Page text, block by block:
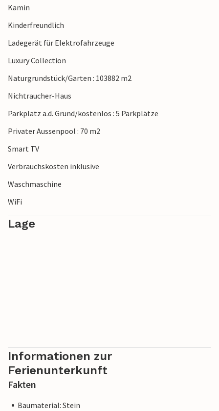
Hinweis: Diese Unterkunft wird von einem privaten
Eigentümer verwaltet, nicht von einem Unternehmen oder
Verbraucherrecht möglicherweise nicht gilt. Sie können
jedoch sicher sein, dass wir Ihnen denselben Kundenservice
einer Unterkunft eines professionellen Eigentümers
unterscheidet.
Kamin
Kinderfreundlich
Ladegerät für Elektrofahrzeuge
Luxury Collection
Naturgrundstück/Garten : 103882 m2
Nichtraucher-Haus
Parkplatz a.d. Grund/kostenlos : 5 Parkplätze
Privater Aussenpool : 70 m2
Smart TV
Verbrauchskosten inklusive
Waschmaschine
WiFi
Lage
Informationen zur
Ferienunterkunft
Fakten
Baumaterial: Stein